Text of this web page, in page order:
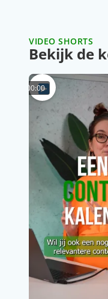
VIDEO SHORTS
Bekijk de
00:00